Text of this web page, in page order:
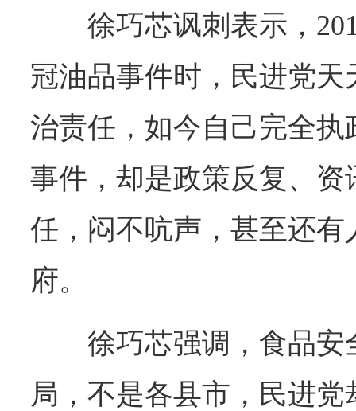
徐巧芯讽刺表示，
冠油品事件时，民进党天
治责任，如今自己完全
事件，却是政策反复、
任，闷不吭声，甚至还
府。
徐巧芯强调，食品
局，不是各县市，民进